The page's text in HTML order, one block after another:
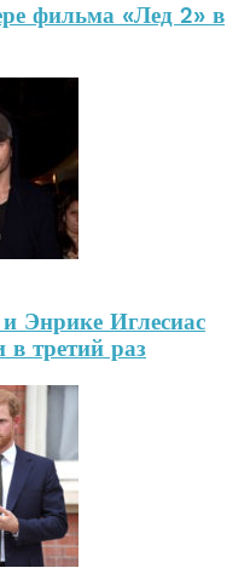
фильма «Лед 2» в
Энрике Иглесиас
в третий раз